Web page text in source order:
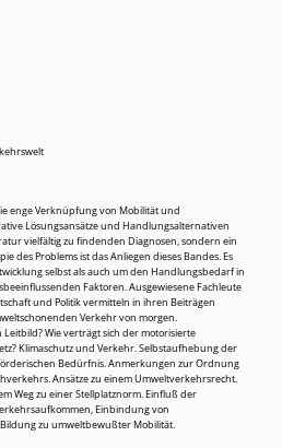
enge Verknüpfung von Mobilität und
Lösungsansätze und Handlungsalternativen
vielfältig zu findenden Diagnosen, sondern ein
des Problems ist das Anliegen dieses Bandes. Es
selbst als auch um den Handlungsbedarf in
Faktoren. Ausgewiesene Fachleute
und Politik vermitteln in ihren Beiträgen
Verkehr von morgen.
Wie verträgt sich der motorisierte
Klimaschutz und Verkehr. Selbstaufhebung der
Bedürfnis. Anmerkungen zur Ordnung
Ansätze zu einem Umweltverkehrsrecht.
Weg zu einer Stellplatznorm. Einfluß der
Einbindung von
zu umweltbewußter Mobilität.